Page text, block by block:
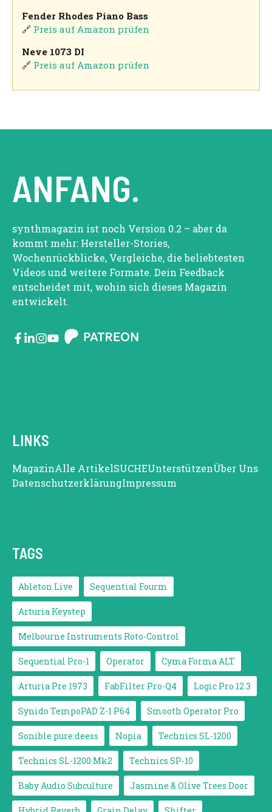
Fender Rhodes Piano Bass
🔗 Preis auf Amazon prüfen
Neve 1073 DI
🔗 Preis auf Amazon prüfen
ANFANG.
synthmagazin ist noch Version 0.2 – aber da
kommt mehr: Hersteller-Stories,
Wochenrückblicke, Vergleiche, die beliebtesten
Videos und weitere Formate. Dein Feedback
entscheidet mit, wohin sich dieses Magazin
entwickelt.
LINKS
MagazinAlle ArtikelSUCHEUnterstützenÜber Uns
DatenschutzerklärungImpressum
TAGS
Ableton Live Sequential Fourm
Arturia Keystep
Melbourne Instruments Roto-Control
Sequential Pro-1 Operator Cyma Forma ALT
Arturia Pre 1973 FabFilter Pro-Q4 Logic Pro 12.3
Synido TempoPAD Z-1 P64 Smooth Operator Pro
Sonible pure:deess Nopia Technics SL-1200
Technics SL-1200 Mk2 Technics SP-10
Baby Audio Subculture Jasmine & Olive Trees Door